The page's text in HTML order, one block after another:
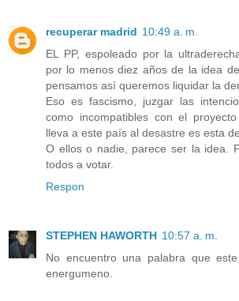
recuperar madrid 10:49 a. m.
EL PP, espoleado por la
por lo menos diez años de la idea
pensamos así queremos liquidar la
Eso es fascismo, juzgar las
como incompatibles con el
lleva a este país al desastre es esta
O ellos o nadie, parece ser la idea.
todos a votar.
Respon
STEPHEN HAWORTH 10:57 a. m.
No encuentro una palabra que
energumeno.